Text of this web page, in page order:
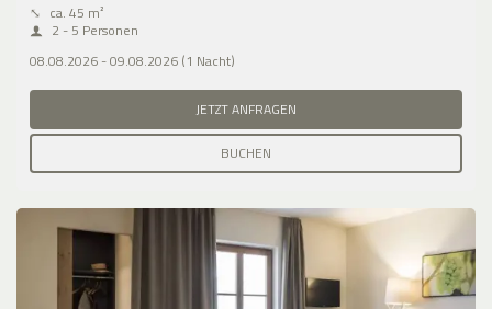
⤡ ca. 45 m²
2 - 5 Personen
08.08.2026 - 09.08.2026 (1 Nacht)
JETZT ANFRAGEN
BUCHEN